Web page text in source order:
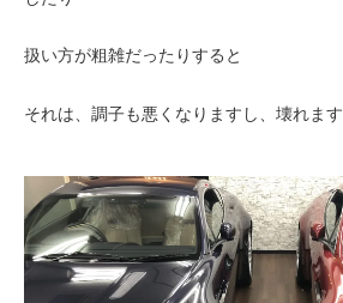
扱い方が粗雑だったりすると
それは、調子も悪くなりますし、壊れます